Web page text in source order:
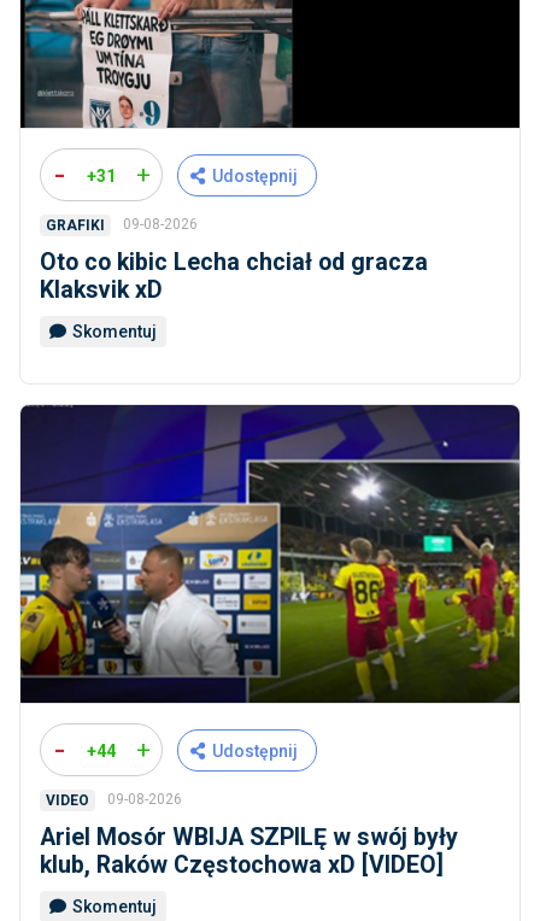
- +31 + Udostępnij
GRAFIKI 09-08-2026
Oto co kibic Lecha chciał od gracza
Klaksvik xD
Skomentuj
- +44 + Udostępnij
VIDEO 09-08-2026
Ariel Mosór WBIJA SZPILĘ w swój były
klub, Raków Częstochowa xD [VIDEO]
Skomentuj